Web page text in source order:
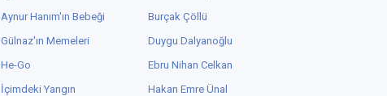
Aynur Hanım'ın Bebeği
Gülnaz'ın Memeleri
He-Go
İçimdeki Yangın
Burçak Çöllü
Duygu Dalyanoğlu
Ebru Nihan Celkan
Hakan Emre Ünal